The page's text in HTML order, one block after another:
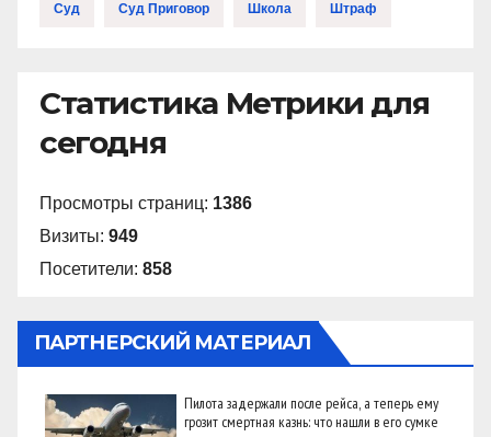
Суд Суд Приговор Школа Штраф
Статистика Метрики для
сегодня
Просмотры страниц: 1386
Визиты: 949
Посетители: 858
ПАРТНЕРСКИЙ МАТЕРИАЛ
Пилота задержали после рейса, а теперь ему
грозит смертная казнь: что нашли в его сумке